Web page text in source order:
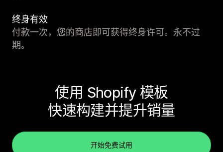
终身有效
付款一次，您的商店即可获得终身许可。永不过
期。
使用 Shopify 模板
快速构建并提升销量
开始免费试用